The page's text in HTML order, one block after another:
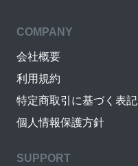
COMPANY
会社概要
利用規約
特定商取引に基づく表記
個人情報保護方針
SUPPORT